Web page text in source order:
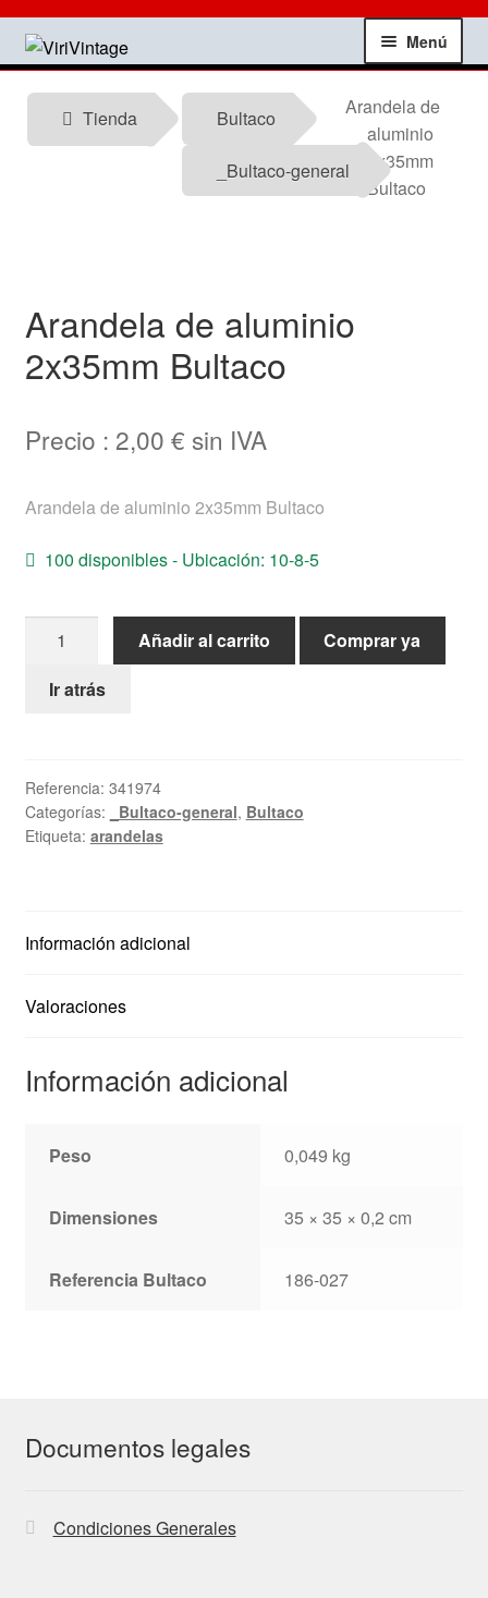
Ir
a
navegación
Ir
al
Menú
Tienda
Noticias
Ofertas
Ayuda
Tienda Bultaco
_Bultaco-general
Arandela de
aluminio
2x35mm
Bultaco
Arandela de aluminio
2x35mm Bultaco
Precio : 2,00 € sin IVA
Arandela de aluminio 2x35mm Bultaco
100 disponibles - Ubicación: 10-8-5
aluminio
Añadir al carrito
Comprar ya
Ir atrás
Referencia: 341974
Categorías:
_Bultaco-general, Bultaco
Etiqueta: arandelas
Información adicional
Valoraciones
Información adicional
Peso 0,049 kg
Dimensiones 35 × 35 × 0,2 cm
Referencia Bultaco 186-027
Documentos legales
Condiciones Generales